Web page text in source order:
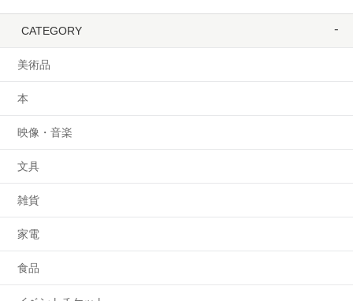
CATEGORY
美術品
本
映像・音楽
文具
雑貨
家電
食品